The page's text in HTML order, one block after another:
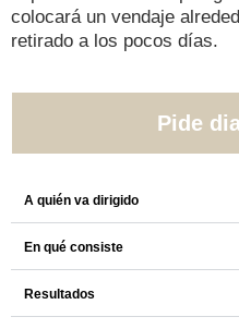
colocará un vendaje
retirado a los pocos días.
Pide
A quién va dirigido
En qué consiste
Resultados